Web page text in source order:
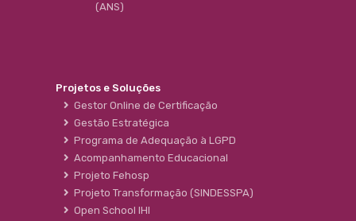
(ANS)
Projetos e Soluções
Gestor Online de Certificação
Gestão Estratégica
Programa de Adequação à LGPD
Acompanhamento Educacional
Projeto Fehosp
Projeto Transformação (SINDESSPA)
Open School IHI